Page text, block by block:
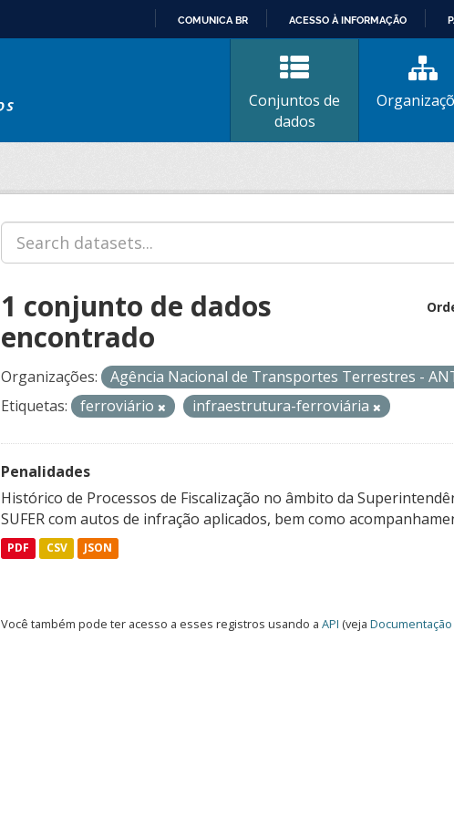
CONTEÚDO
COMUNICA BR ACESSO À INFORMAÇÃO
Conjuntos de
dados
1 conjunto de dados
encontrado
Organizações: Agência Nacional de Transportes Terrestres -
Etiquetas:
ferroviário infraestrutura-ferroviária
Penalidades
Histórico de Processos de Fiscalização no âmbito da
SUFER com autos de infração aplicados, bem como
PDF CSV JSON
Você também pode ter acesso a esses registros usando a API (veja Documentação